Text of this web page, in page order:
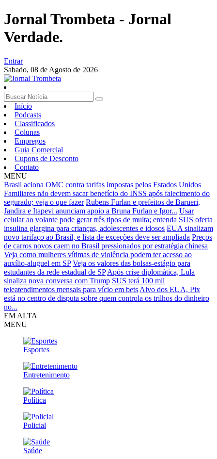
Jornal Trombeta - Jornal
Verdade.
Entrar
Sabado, 08 de Agosto de 2026
Início
Podcasts
Classificados
Colunas
Empregos
Guia Comercial
Cupons de Desconto
Contato
MENU
Brasil aciona OMC contra tarifas impostas pelos Estados Unidos
Familiares não devem sacar benefício do INSS após falecimento do
segurado; veja o que fazer Rubens Furlan e prefeitos de Barueri,
Jandira e Itapevi anunciam apoio a Bruna Furlan e Igor... Usar
celular ao volante pode gerar três tipos de multa; entenda SUS oferta
insulina glargina para crianças, adolescentes e idosos EUA sinalizam
novo tarifaço ao Brasil, e lista de exceções deve ser ampliada Preços
de carros novos caem no Brasil pressionados por estratégia chinesa
Veja como mulheres vítimas de violência podem ter acesso ao
auxílio-aluguel em SP Veja os valores das bolsas-estágio para
estudantes da rede estadual de SP Após crise diplomática, Lula
sinaliza nova conversa com Trump SUS terá 100 mil
teleatendimentos mensais para vício em bets Alvo dos EUA, Pix
está no centro de disputa sobre quem controla os trilhos do dinheiro
no...
EM ALTA
MENU
Esportes
Entretenimento
Política
Policial
Saúde